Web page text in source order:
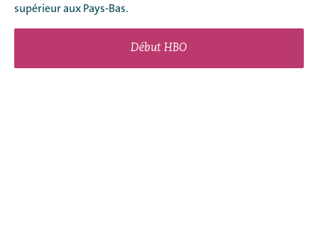
supérieur aux Pays-Bas.
Début HBO